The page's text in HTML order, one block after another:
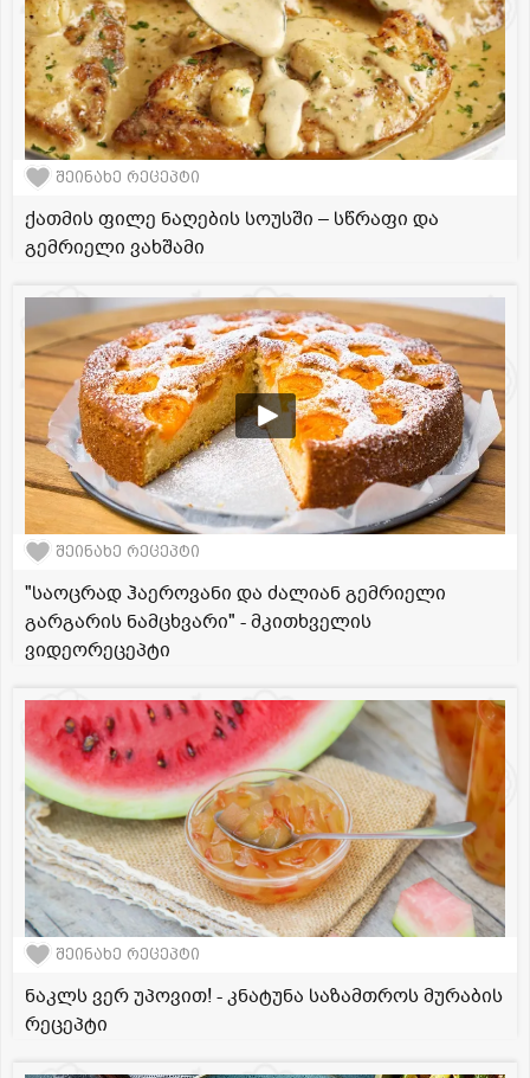
შეინახე რეცეპტი
ქათმის ფილე ნაღების სოუსში – სწრაფი და
გემრიელი ვახშამი
შეინახე რეცეპტი
"საოცრად ჰაეროვანი და ძალიან გემრიელი
გარგარის ნამცხვარი" - მკითხველის
ვიდეორეცეპტი
შეინახე რეცეპტი
ნაკლს ვერ უპოვით! - კნატუნა საზამთროს მურაბის
რეცეპტი